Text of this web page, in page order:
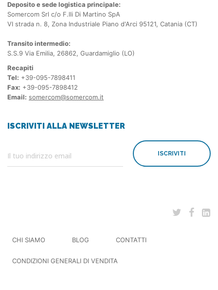
Deposito e sede logistica principale:
Somercom Srl c/o F.lli Di Martino SpA
VI strada n. 8, Zona Industriale Piano d'Arci 95121, Catania (CT)
Transito intermedio:
S.S.9 Via Emilia, 26862, Guardamiglio (LO)
Recapiti
Tel: +39-095-7898411
Fax: +39-095-7898412
Email: somercom@somercom.it
ISCRIVITI ALLA NEWSLETTER
ISCRIVITI
CHI SIAMO BLOG CONTATTI
CONDIZIONI GENERALI DI VENDITA